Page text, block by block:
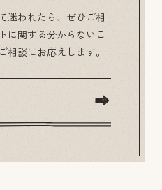
迷われたら、ぜひご相
に関する分からないこ
相談にお応えします。